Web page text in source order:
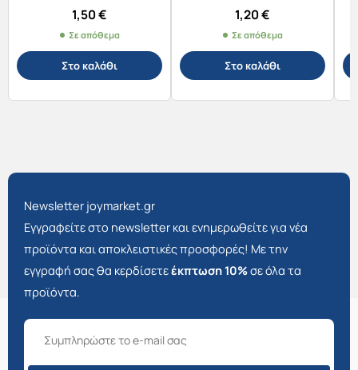
1,50€
Σε απόθεμα
Στο καλάθι
1,20€
Σε απόθεμα
Στο καλάθι
Newsletter joymarket.gr
Εγγραφείτε στο newsletter και ενημερωθείτε για νέα
προϊόντα και αποκλειστικές προσφορές! Με την
εγγραφή σας θα κερδίσετεέκπτωση 10%σε όλα τα
προϊόντα.